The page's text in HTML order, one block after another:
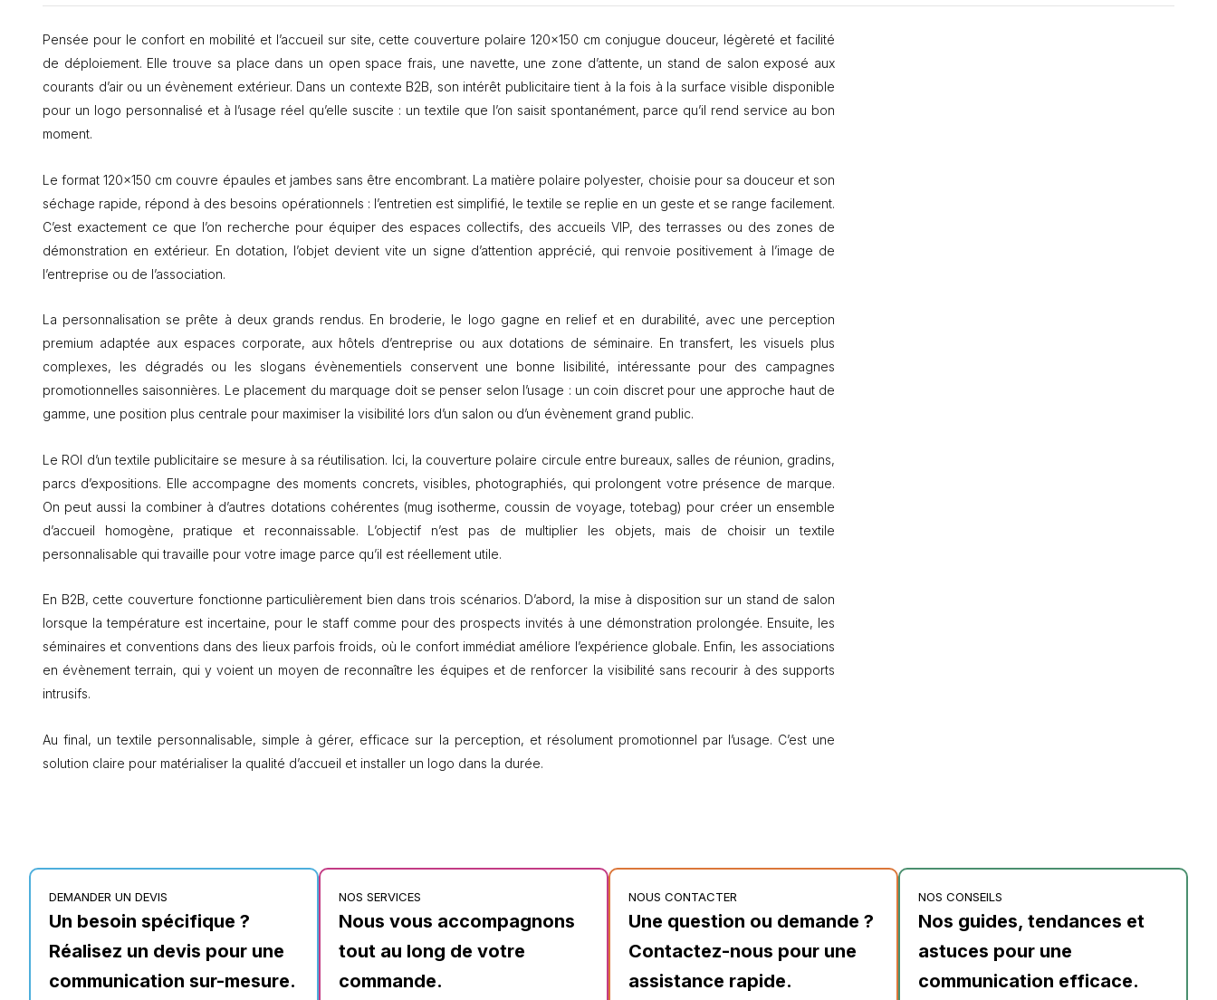
t
u
r
p
a
e
1
5
c
m
–
r
s
o
n
a
b
l
Pensée pour le confort en mobilité et l’accueil sur site, cette couverture polaire 120×150 cm conjugue douceur, légèreté et facilité
de déploiement. Elle trouve sa place dans un open space frais, une navette, une zone d’attente, un stand de salon exposé aux
courants d’air ou un évènement extérieur. Dans un contexte B2B, son intérêt publicitaire tient à la fois à la surface visible disponible
pour un logo personnalisé et à l’usage réel qu’elle suscite : un textile que l’on saisit spontanément, parce qu’il rend service au bon
moment.
Le format 120×150 cm couvre épaules et jambes sans être encombrant. La matière polaire polyester, choisie pour sa douceur et son
séchage rapide, répond à des besoins opérationnels : l’entretien est simplifié, le textile se replie en un geste et se range facilement.
C’est exactement ce que l’on recherche pour équiper des espaces collectifs, des accueils VIP, des terrasses ou des zones de
démonstration en extérieur. En dotation, l’objet devient vite un signe d’attention apprécié, qui renvoie positivement à l’image de
l’entreprise ou de l’association.
La personnalisation se prête à deux grands rendus. En broderie, le logo gagne en relief et en durabilité, avec une perception
premium adaptée aux espaces corporate, aux hôtels d’entreprise ou aux dotations de séminaire. En transfert, les visuels plus
complexes, les dégradés ou les slogans évènementiels conservent une bonne lisibilité, intéressante pour des campagnes
promotionnelles saisonnières. Le placement du marquage doit se penser selon l’usage : un coin discret pour une approche haut de
gamme, une position plus centrale pour maximiser la visibilité lors d’un salon ou d’un évènement grand public.
Le ROI d’un textile publicitaire se mesure à sa réutilisation. Ici, la couverture polaire circule entre bureaux, salles de réunion, gradins,
parcs d’expositions. Elle accompagne des moments concrets, visibles, photographiés, qui prolongent votre présence de marque.
On peut aussi la combiner à d’autres dotations cohérentes (mug isotherme, coussin de voyage, totebag) pour créer un ensemble
d’accueil homogène, pratique et reconnaissable. L’objectif n’est pas de multiplier les objets, mais de choisir un textile
personnalisable qui travaille pour votre image parce qu’il est réellement utile.
En B2B, cette couverture fonctionne particulièrement bien dans trois scénarios. D’abord, la mise à disposition sur un stand de salon
lorsque la température est incertaine, pour le staff comme pour des prospects invités à une démonstration prolongée. Ensuite, les
séminaires et conventions dans des lieux parfois froids, où le confort immédiat améliore l’expérience globale. Enfin, les associations
en évènement terrain, qui y voient un moyen de reconnaître les équipes et de renforcer la visibilité sans recourir à des supports
intrusifs.
Au final, un textile personnalisable, simple à gérer, efficace sur la perception, et résolument promotionnel par l’usage. C’est une
solution claire pour matérialiser la qualité d’accueil et installer un logo dans la durée.
DEMANDER UN DEVIS
Un besoin spécifique ?
Réalisez un devis pour une
communication sur-mesure.
NOS SERVICES
Nous vous accompagnons
tout au long de votre
commande.
NOUS CONTACTER
Une question ou demande ?
Contactez-nous pour une
assistance rapide.
NOS CONSEILS
Nos guides, tendances et
astuces pour une
communication efficace.